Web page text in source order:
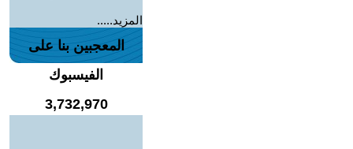
المزيد.....
المعجبين بنا على
الفيسبوك
3,732,970